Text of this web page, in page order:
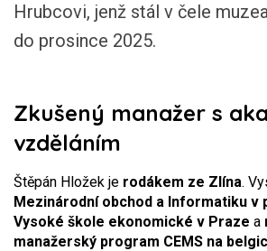
Hrubcovi, jenž stál v čele
do prosince 2025.
Zkušený manažer s
vzděláním
Štěpán Hložek je rodákem ze Zlína.
Mezinárodní obchod a Informatiku v
Vysoké škole ekonomické v Praze a
manažerský program CEMS na